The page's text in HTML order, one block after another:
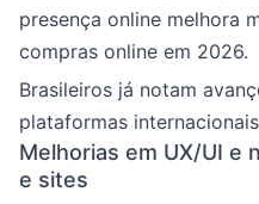
presença online melhora
compras online em 2026.
Brasileiros já notam
plataformas
Melhorias em UX/UI e
e sites